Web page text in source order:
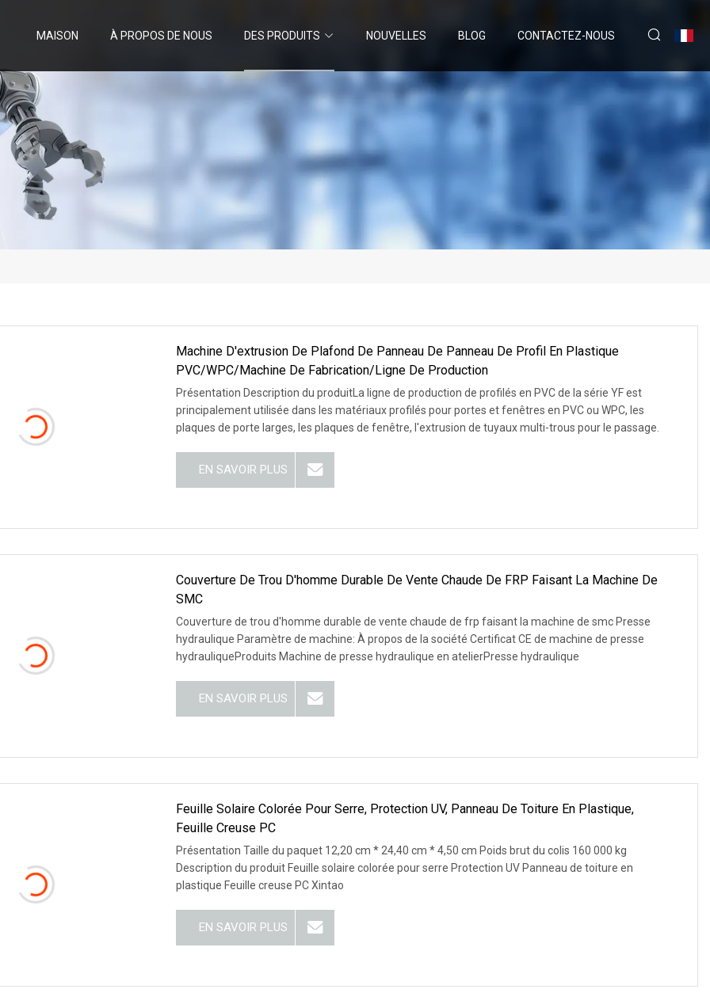
MAISON À PROPOS DE NOUS DES PRODUITS NOUVELLES BLOG CONTACTEZ-NOUS
Machine D'extrusion De Plafond De Panneau De Panneau De Profil En Plastique
PVC/WPC/machine De Fabrication/ligne De Production
Présentation Description du produitLa ligne de production de profilés en PVC de la série YF est
principalement utilisée dans les matériaux profilés pour portes et fenêtres en PVC ou WPC, les
plaques de porte larges, les plaques de fenêtre, l'extrusion de tuyaux multi-trous pour le passage.
EN SAVOIR PLUS
Couverture De Trou D'homme Durable De Vente Chaude De FRP Faisant La Machine De
SMC
Couverture de trou d'homme durable de vente chaude de frp faisant la machine de smc Presse
hydraulique Paramètre de machine: À propos de la société Certificat CE de machine de presse
hydrauliqueProduits Machine de presse hydraulique en atelierPresse hydraulique
EN SAVOIR PLUS
Feuille Solaire Colorée Pour Serre, Protection UV, Panneau De Toiture En Plastique,
Feuille Creuse PC
Présentation Taille du paquet 12,20 cm * 24,40 cm * 4,50 cm Poids brut du colis 160 000 kg
Description du produit Feuille solaire colorée pour serre Protection UV Panneau de toiture en
plastique Feuille creuse PC Xintao
EN SAVOIR PLUS